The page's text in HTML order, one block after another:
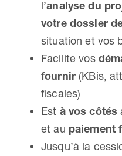
l’analyse du
votre dossier
situation et vos
Facilite vos
fournir (KBis,
fiscales)
Est à vos côtés
et au paiement
Jusqu’à la